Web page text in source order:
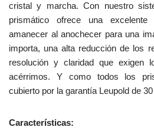
cristal y marcha. Con nuestro
prismático ofrece una
amanecer al anochecer para una
importa, una alta reducción de los
resolución y claridad que exigen
acérrimos. Y como todos los
cubierto por la garantía Leupold de
Características: